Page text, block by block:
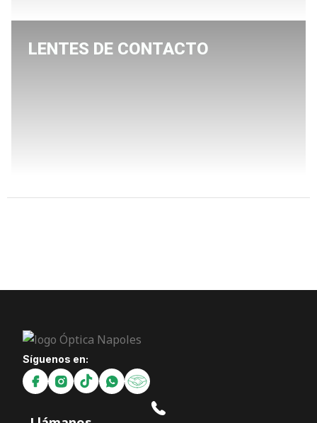
LENTES DE CONTACTO
Síguenos en: